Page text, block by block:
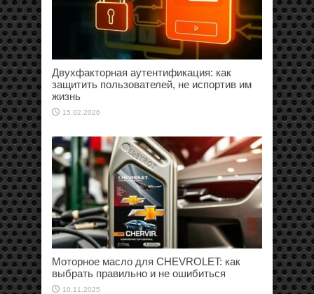
Двухфакторная аутентификация: как
защитить пользователей, не испортив им
жизнь
15.02.2026
Моторное масло для CHEVROLET: как
выбрать правильно и не ошибиться
10.11.2025